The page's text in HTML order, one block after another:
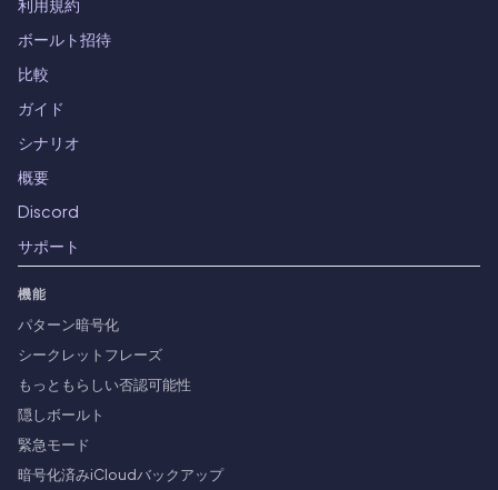
ボールト招待
比較
ガイド
シナリオ
概要
Discord
サポート
機能
パターン暗号化
シークレットフレーズ
もっともらしい否認可能性
隠しボールト
緊急モード
暗号化済みiCloudバックアップ